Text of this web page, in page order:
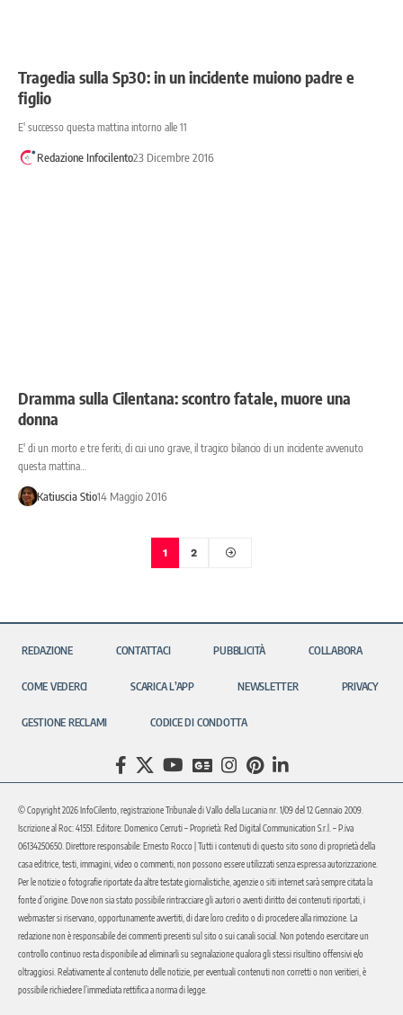
Tragedia sulla Sp30: in un incidente muiono padre e
figlio
E' successo questa mattina intorno alle 11
Redazione Infocilento23 Dicembre 2016
Dramma sulla Cilentana: scontro fatale, muore una
donna
E' di un morto e tre feriti, di cui uno grave, il tragico bilancio di un incidente avvenuto
questa mattina…
Katiuscia Stio14 Maggio 2016
1 2
REDAZIONE CONTATTACI PUBBLICITÀ COLLABORA
COME VEDERCI SCARICA L’APP NEWSLETTER PRIVACY
GESTIONE RECLAMI CODICE DI CONDOTTA
© Copyright 2026 InfoCilento, registrazione Tribunale di Vallo della Lucania nr. 1/09 del 12 Gennaio 2009.
Iscrizione al Roc: 41551. Editore: Domenico Cerruti – Proprietà: Red Digital Communication S.r.l. – P.iva
06134250650. Direttore responsabile: Ernesto Rocco | Tutti i contenuti di questo sito sono di proprietà della
casa editrice, testi, immagini, video o commenti, non possono essere utilizzati senza espressa autorizzazione.
Per le notizie o fotografie riportate da altre testate giornalistiche, agenzie o siti internet sarà sempre citata la
fonte d’origine. Dove non sia stato possibile rintracciare gli autori o aventi diritto dei contenuti riportati, i
webmaster si riservano, opportunamente avvertiti, di dare loro credito o di procedere alla rimozione. La
redazione non è responsabile dei commenti presenti sul sito o sui canali social. Non potendo esercitare un
controllo continuo resta disponibile ad eliminarli su segnalazione qualora gli stessi risultino offensivi e/o
oltraggiosi. Relativamente al contenuto delle notizie, per eventuali contenuti non corretti o non veritieri, è
possibile richiedere l’immediata rettifica a norma di legge.